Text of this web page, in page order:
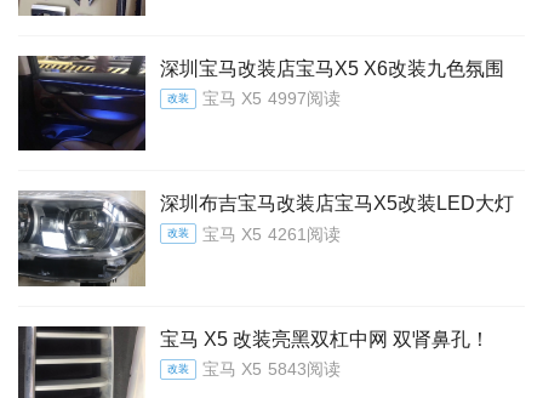
深圳宝马改装店宝马X5 X6改装九色氛围
改装 宝马 X5 4997阅读
深圳布吉宝马改装店宝马X5改装LED大灯
改装 宝马 X5 4261阅读
宝马 X5 改装亮黑双杠中网 双肾鼻孔！
改装 宝马 X5 5843阅读